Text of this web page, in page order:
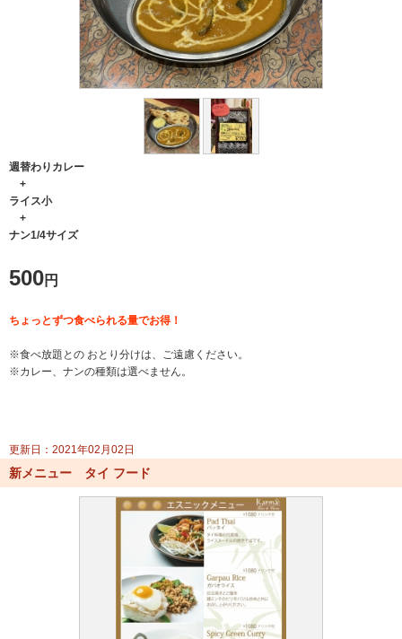
週替わりカレー
+
ライス小
+
ナン1/4サイズ
500円
ちょっとずつ食べられる量でお得！
※食べ放題との おとり分けは、ご遠慮ください。
※カレー、ナンの種類は選べません。
更新日：2021年02月02日
新メニュー タイ フード